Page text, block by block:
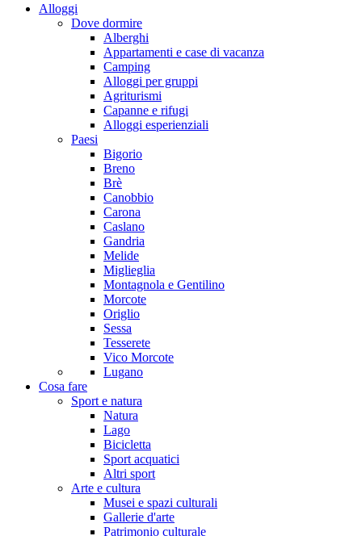
Alloggi
Dove dormire
Alberghi
Appartamenti e case di vacanza
Camping
Alloggi per gruppi
Agriturismi
Capanne e rifugi
Alloggi esperienziali
Paesi
Bigorio
Breno
Brè
Canobbio
Carona
Caslano
Gandria
Melide
Miglieglia
Montagnola e Gentilino
Morcote
Origlio
Sessa
Tesserete
Vico Morcote
Lugano
Cosa fare
Sport e natura
Natura
Lago
Bicicletta
Sport acquatici
Altri sport
Arte e cultura
Musei e spazi culturali
Gallerie d'arte
Patrimonio culturale